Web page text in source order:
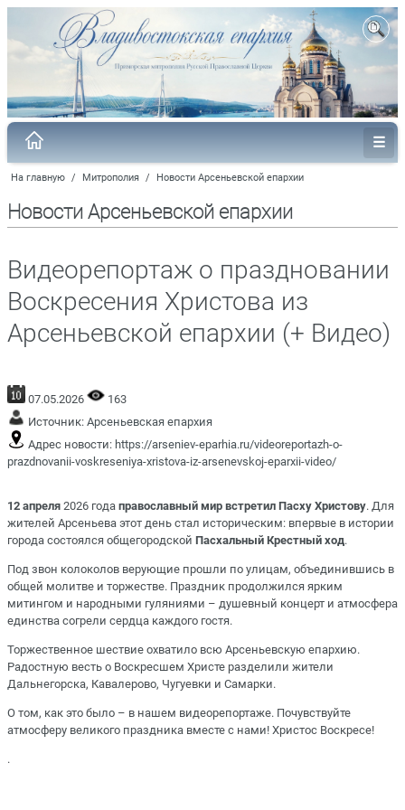
На главную / Митрополия / Новости Арсеньевской епархии
Новости Арсеньевской епархии
Видеорепортаж о праздновании
Воскресения Христова из
Арсеньевской епархии (+ Видео)
07.05.2026
163
Источник: Арсеньевская епархия
Адрес новости: https://arseniev-eparhia.ru/videoreportazh-o-
prazdnovanii-voskreseniya-xristova-iz-arsenevskoj-eparxii-video/
12 апреля 2026 года православный мир встретил Пасху Христову. Для
жителей Арсеньева этот день стал историческим: впервые в истории
города состоялся общегородской Пасхальный Крестный ход.
Под звон колоколов верующие прошли по улицам, объединившись в
общей молитве и торжестве. Праздник продолжился ярким
митингом и народными гуляниями – душевный концерт и атмосфера
единства согрели сердца каждого гостя.
Торжественное шествие охватило всю Арсеньевскую епархию.
Радостную весть о Воскресшем Христе разделили жители
Дальнегорска, Кавалерово, Чугуевки и Самарки.
О том, как это было – в нашем видеорепортаже. Почувствуйте
атмосферу великого праздника вместе с нами! Христос Воскресе!
.